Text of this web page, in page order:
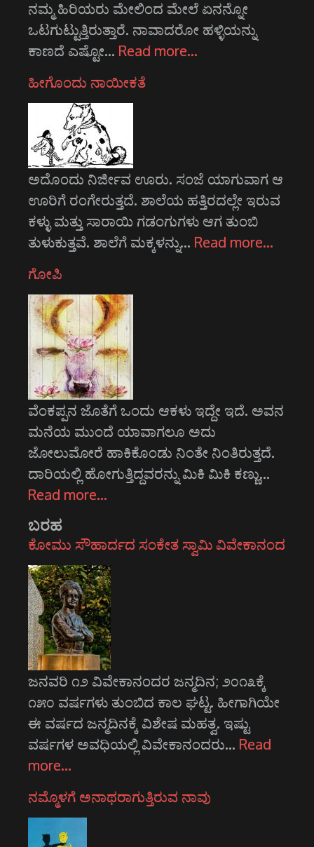
ನಮ್ಮ ಹಿರಿಯರು ಮೇಲಿಂದ ಮೇಲೆ ಏನನ್ನೋ
ಒಟಗುಟ್ಟುತ್ತಿರುತ್ತಾರೆ. ನಾವಾದರೋ ಹಳ್ಳಿಯನ್ನು
ಕಾಣದೆ ಎಷ್ಟೋ… Read more…
ಹೀಗೊಂದು ನಾಯೀಕತೆ
ಅದೊಂದು ನಿರ್ಜೀವ ಊರು. ಸಂಜೆ ಯಾಗುವಾಗ ಆ
ಊರಿಗೆ ರಂಗೇರುತ್ತದೆ. ಶಾಲೆಯ ಹತ್ತಿರದಲ್ಲೇ ಇರುವ
ಕಳ್ಳು ಮತ್ತು ಸಾರಾಯಿ ಗಡಂಗುಗಳು ಆಗ ತುಂಬಿ
ತುಳುಕುತ್ತವೆ. ಶಾಲೆಗೆ ಮಕ್ಕಳನ್ನು… Read more…
ಗೋಪಿ
ವೆಂಕಪ್ಪನ ಜೊತೆಗೆ ಒಂದು ಆಕಳು ಇದ್ದೇ ಇದೆ. ಅವನ
ಮನೆಯ ಮುಂದೆ ಯಾವಾಗಲೂ ಅದು
ಜೋಲುಮೋರೆ ಹಾಕಿಕೊಂಡು ನಿಂತೇ ನಿಂತಿರುತ್ತದೆ.
ದಾರಿಯಲ್ಲಿ ಹೋಗುತ್ತಿದ್ದವರನ್ನು ಮಿಕಿ ಮಿಕಿ ಕಣ್ಣು…
Read more…
ಬರಹ
ಕೋಮು ಸೌಹಾರ್ದದ ಸಂಕೇತ ಸ್ವಾಮಿ ವಿವೇಕಾನಂದ
ಜನವರಿ ೧೨ ವಿವೇಕಾನಂದರ ಜನ್ಮದಿನ; ೨೦೧೩ಕ್ಕೆ
೧೫೦ ವರ್ಷಗಳು ತುಂಬಿದ ಕಾಲ ಘಟ್ಟ. ಹೀಗಾಗಿಯೇ
ಈ ವರ್ಷದ ಜನ್ಮದಿನಕ್ಕೆ ವಿಶೇಷ ಮಹತ್ವ. ಇಷ್ಟು
ವರ್ಷಗಳ ಅವಧಿಯಲ್ಲಿ ವಿವೇಕಾನಂದರು… Read
more…
ನಮ್ಮೊಳಗೆ ಅನಾಥರಾಗುತ್ತಿರುವ ನಾವು